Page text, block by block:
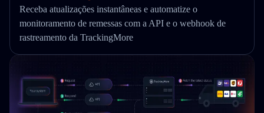
Receba atualizações instantâneas e automatize o
monitoramento de remessas com a API e o webhook de
rastreamento da TrackingMore